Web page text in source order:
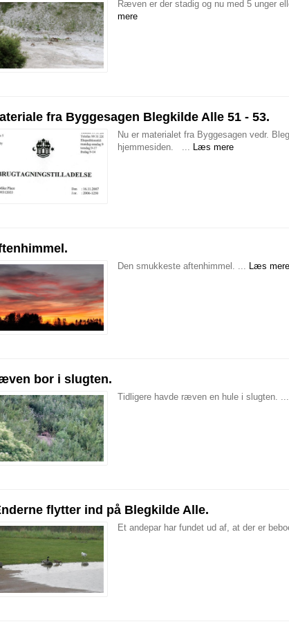
Ræven er der stadig og nu med 5 unger
mere
fra Byggesagen Blegkilde Alle 51 - 53.
Nu er materialet fra Byggesagen vedr.
hjemmesiden. ... Læs mere
Den smukkeste aftenhimmel. ... Læs mere
bor i slugten.
Tidligere havde ræven en hule i slugten. ...
flytter ind på Blegkilde Alle.
Et andepar har fundet ud af, at der er